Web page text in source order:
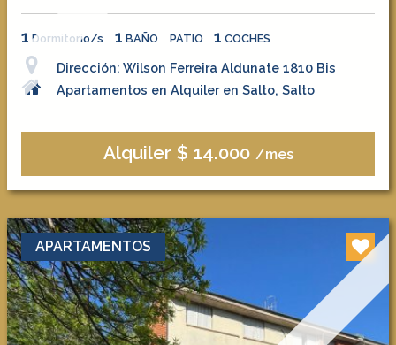
1 Dormitorio/s 1 BAÑO PATIO 1 COCHES
Dirección: Wilson Ferreira Aldunate 1810 Bis
Apartamentos en Alquiler en Salto, Salto
Alquiler $ 14.000 /mes
APARTAMENTOS